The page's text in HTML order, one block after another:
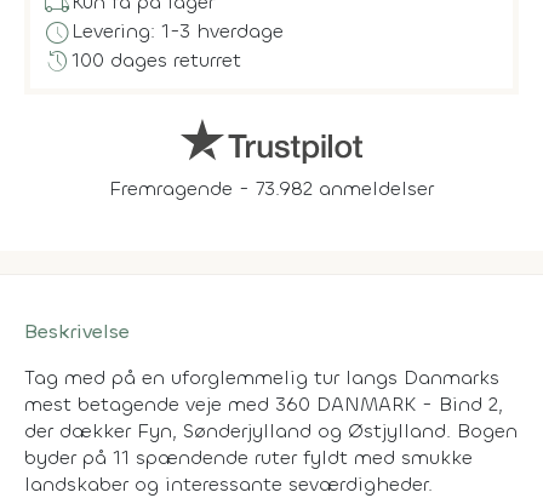
scheduleLevering: 1-3 hverdage
history100 dages returret
Fremragende - 73.982 anmeldelser
Beskrivelse
Tag med på en uforglemmelig tur langs Danmarks
mest betagende veje med 360 DANMARK - Bind 2,
der dækker Fyn, Sønderjylland og Østjylland. Bogen
byder på 11 spændende ruter fyldt med smukke
landskaber og interessante seværdigheder.